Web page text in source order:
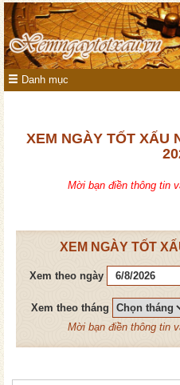
Danh mục
XEM NGÀY TỐT XẤU
Mời bạn điền thông tin
XEM NGÀY TỐT
Xem theo ngày
Xem theo tháng
Mời bạn điền thông tin